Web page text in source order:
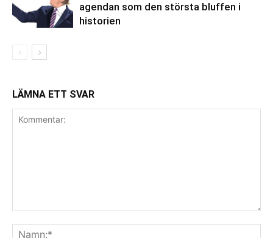
agendan som den största bluffen i
historien
LÄMNA ETT SVAR